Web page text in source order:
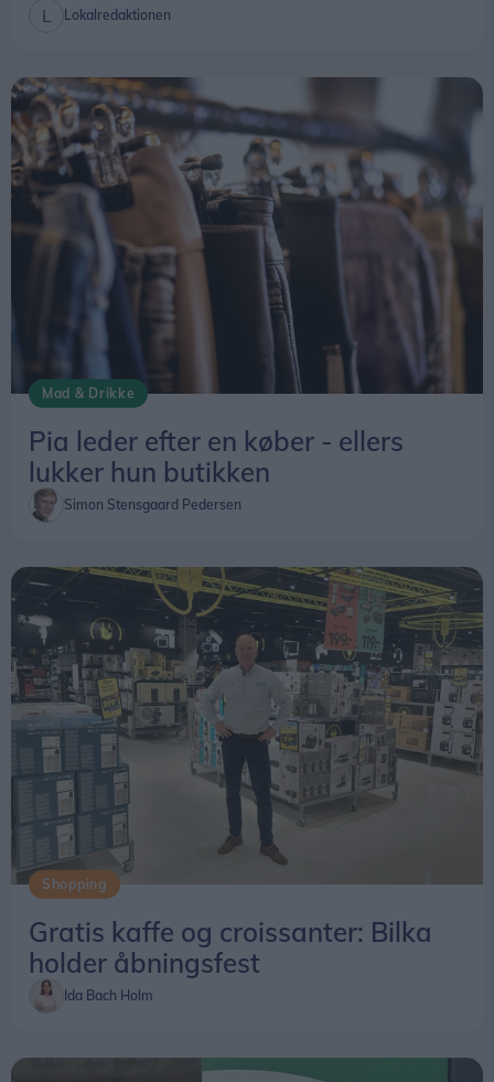
Lokalredaktionen
Mad & Drikke
Pia leder efter en køber - ellers
lukker hun butikken
Simon Stensgaard Pedersen
Shopping
Gratis kaffe og croissanter: Bilka
holder åbningsfest
Ida Bach Holm